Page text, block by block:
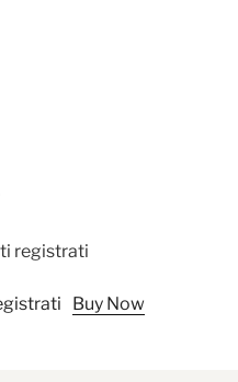
registrati
Buy Now